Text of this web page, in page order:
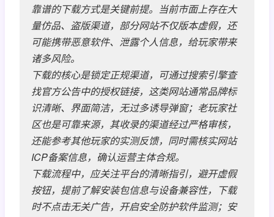
靠谱的下载方式是关键前提。当前市面上存在大
量仿品、盗版渠道，部分网站不仅版本虚假，还
可能携带恶意软件、泄露个人信息，给玩家带来
诸多风险。
下载的核心是锁定正规渠道，可通过搜索引擎查
找官方公告中的授权链接，这类网站通常品牌标
识清晰、界面简洁，无过多诱导弹窗；老玩家社
区也是可靠来源，其收录的渠道经过严格审核，
还能参考其他玩家的实测反馈，同时需核实网站
ICP备案信息，确认运营主体合规。
下载流程中，应关注平台的清晰指引，避开虚假
按钮，提前了解安装包信息与设备兼容性，下载
时不点击无关广告，开启安全防护软件监测；安